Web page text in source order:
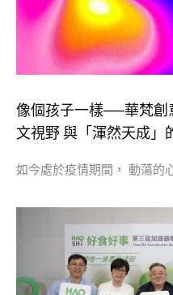
像個孩子一樣──華梵創
文視野 與「渾然天成」
如今處於疫情期間， 動蕩的